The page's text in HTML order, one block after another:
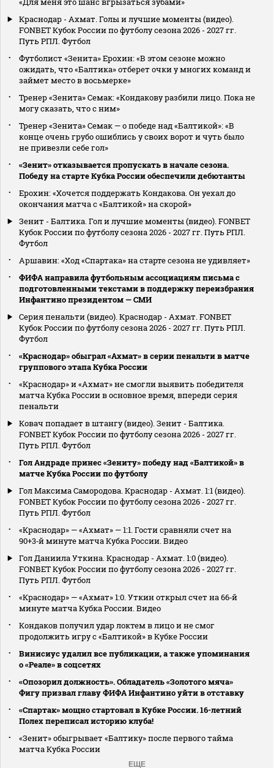
Краснодар - Ахмат. Голы и лучшие моменты (видео).
FONBET Кубок России по футболу сезона 2026 - 2027 гг.
Путь РПЛ. Футбол
Футболист «Зенита» Ерохин: «В этом сезоне можно
ожидать, что «Балтика» отберет очки у многих команд и
займет место в восьмерке»
Тренер «Зенита» Семак: «Кондакову разбили лицо. Пока не
могу сказать, что с ним»
Тренер «Зенита» Семак — о победе над «Балтикой»: «В
конце очень грубо ошиблись у своих ворот и чуть было
не привезли себе гол»
«Зенит» отказывается пропускать в начале сезона.
Победу на старте Кубка России обеспечили дебютанты
Ерохин: «Хочется поддержать Кондакова. Он уехал до
окончания матча с «Балтикой» на скорой»
Зенит - Балтика. Гол и лучшие моменты (видео). FONBET
Кубок России по футболу сезона 2026 - 2027 гг. Путь РПЛ.
Футбол
Аршавин: «Ход «Спартака» на старте сезона не удивляет»
ФИФА направила футбольным ассоциациям письма с
подготовленными текстами в поддержку переизбрания
Инфантино президентом — СМИ
Серия пенальти (видео). Краснодар - Ахмат. FONBET
Кубок России по футболу сезона 2026 - 2027 гг. Путь РПЛ.
Футбол
«Краснодар» обыграл «Ахмат» в серии пенальти в матче
группового этапа Кубка России
«Краснодар» и «Ахмат» не смогли выявить победителя
матча Кубка России в основное время, впереди серия
пенальти
Ковач попадает в штангу (видео). Зенит - Балтика.
FONBET Кубок России по футболу сезона 2026 - 2027 гг.
Путь РПЛ. Футбол
Гол Андраде принес «Зениту» победу над «Балтикой» в
матче Кубка России по футболу
Гол Максима Самородова. Краснодар - Ахмат. 1:1 (видео).
FONBET Кубок России по футболу сезона 2026 - 2027 гг.
Путь РПЛ. Футбол
«Краснодар» — «Ахмат» — 1:1. Гости сравняли счет на
90+3‑й минуте матча Кубка России. Видео
Гол Даниила Уткина. Краснодар - Ахмат. 1:0 (видео).
FONBET Кубок России по футболу сезона 2026 - 2027 гг.
Путь РПЛ. Футбол
«Краснодар» — «Ахмат» 1:0. Уткин открыл счет на 66‑й
минуте матча Кубка России. Видео
Кондаков получил удар локтем в лицо и не смог
продолжить игру с «Балтикой» в Кубке России
Винисиус удалил все публикации, а также упоминания
о «Реале» в соцсетях
«Опозорил должность». Обладатель «Золотого мяча»
Фигу призвал главу ФИФА Инфантино уйти в отставку
«Спартак» мощно стартовал в Кубке России. 16-летний
Полех переписал историю клуба!
«Зенит» обыгрывает «Балтику» после первого тайма
матча Кубка России
ЕЩЕ